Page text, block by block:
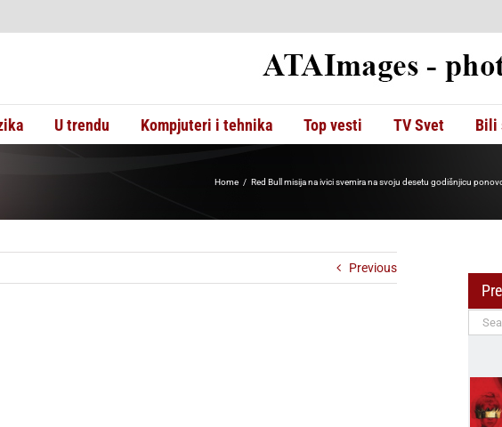
U trendu Kompjuteri i tehnika Top vesti TV Svet Bili
Home Red Bull misija na ivici svemira na svoju desetu godišnjicu
Previous
for: